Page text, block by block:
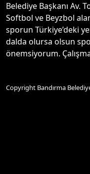
Belediye Başkanı Av.
Softbol ve Beyzbol
sporun Türkiye’deki
dalda olursa olsun
önemsiyorum.
Copyright Bandırma